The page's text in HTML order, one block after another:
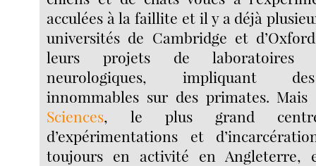
acculées à la faillite et il y a déjà
universités de Cambridge et
leurs projets de laboratoires
neurologiques, impliquant
innommables sur des primates. Mais
Sciences, le plus grand
d’expérimentations et
toujours en activité en Angleterre,